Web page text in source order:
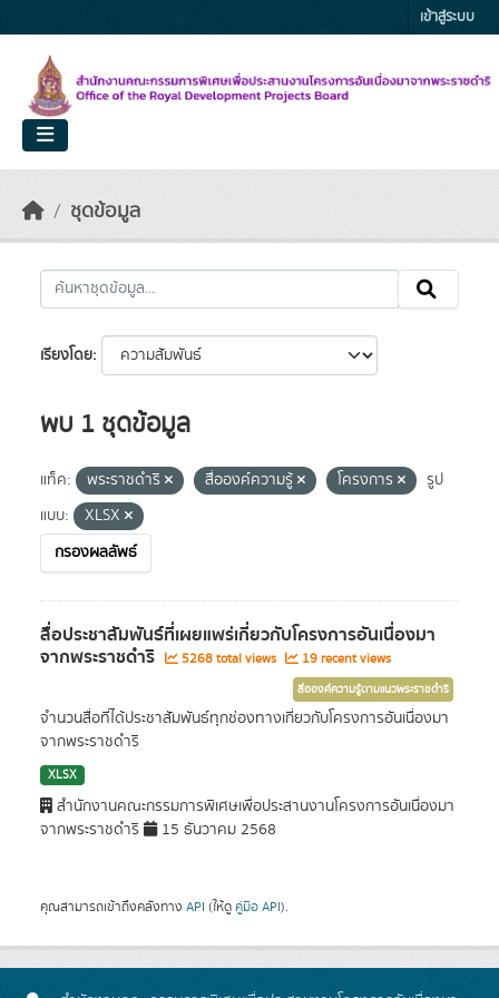
เข้าสู่ระบบ
ชุดข้อมูล
เรียงโดย
พบ 1 ชุดข้อมูล
แท็ค: พระราชดำริ สื่อองค์ความรู้ โครงการ
รูป
แบบ:
XLSX
กรองผลลัพธ์
สื่อประชาสัมพันธ์ที่เผยแพร่เกี่ยวกับโครงการอันเนื่องมา
จากพระราชดำริ 5268 total views 19 recent views
สื่อองค์ความรู้ตามแนวพระราชดำริ
จำนวนสื่อที่ได้ประชาสัมพันธ์ทุกช่องทางเกี่ยวกับโครงการอันเนื่องมา
จากพระราชดำริ
XLSX
สำนักงานคณะกรรมการพิเศษเพื่อประสานงานโครงการอันเนื่องมา
จากพระราชดำริ
15 ธันวาคม 2568
คุณสามารถเข้าถึงคลังทาง API (ให้ดู คู่มือ API).